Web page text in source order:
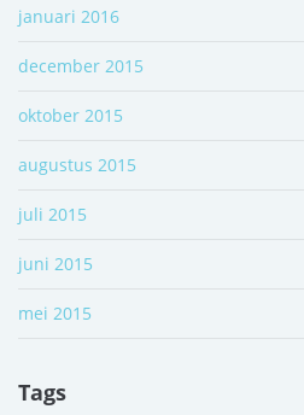
januari 2016
december 2015
oktober 2015
augustus 2015
juli 2015
juni 2015
mei 2015
Tags